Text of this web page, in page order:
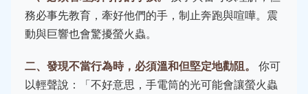
務必事先教育，牽好他們的手，制止奔跑與喧嘩。震
動與巨響也會驚擾螢火蟲。
二、發現不當行為時，必須溫和但堅定地勸阻。
你可
以輕聲說：「不好意思，手電筒的光可能會讓螢火蟲